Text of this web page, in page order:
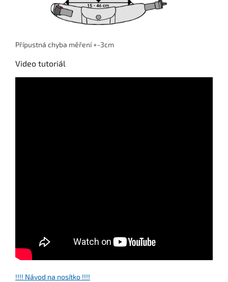
Přípustná chyba měření +-3cm
Video tutoriál
!!!! Návod na nosítko !!!!